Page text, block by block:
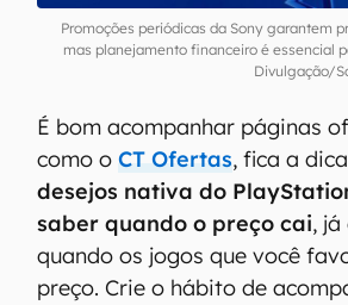
Promoções periódicas da Sony garantem
mas planejamento financeiro é essencial
Divulgação/
É bom acompanhar páginas
como oCT Ofertas, fica a
desejos nativa do
saber quando o preço cai,
quando os jogos que você
preço. Crie o hábito de